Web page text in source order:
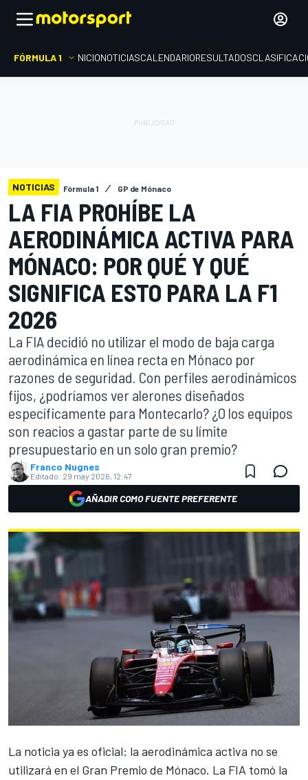
FÓRMULA 1 INICIONOTICIASCALENDARIORESULTADOS
NOTICIAS Fórmula 1 GP de Mónaco
LA FIA PROHÍBE LA
AERODINÁMICA ACTIVA PARA
MÓNACO: POR QUÉ Y QUÉ
SIGNIFICA ESTO PARA LA F1
2026
La FIA decidió no utilizar el modo de baja carga
aerodinámica en línea recta en Mónaco por
razones de seguridad. Con perfiles aerodinámicos
fijos, ¿podríamos ver alerones diseñados
específicamente para Montecarlo? ¿O los equipos
son reacios a gastar parte de su límite
presupuestario en un solo gran premio?
Franco Nugnes
Editado: 29 may 2026, 12:47
AÑADIR COMO FUENTE PREFERENTE
La noticia ya es oficial: la aerodinámica activa no se
utilizará en el Gran Premio de Mónaco. La FIA tomó la